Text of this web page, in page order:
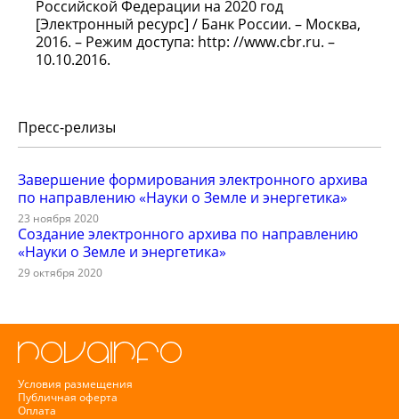
Российской Федерации на 2020 год
[Электронный ресурс] / Банк России. – Москва,
2016. – Режим доступа: http: //www.cbr.ru. –
10.10.2016.
Пресс-релизы
Завершение формирования электронного архива
по направлению «Науки о Земле и энергетика»
23 ноября 2020
Создание электронного архива по направлению
«Науки о Земле и энергетика»
29 октября 2020
Условия размещения
Публичная оферта
Оплата